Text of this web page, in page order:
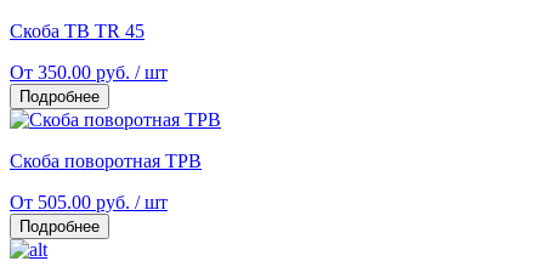
Скоба TB TR 45
От 350.00 руб. / шт
Подробнее
Скоба поворотная TPB
От 505.00 руб. / шт
Подробнее